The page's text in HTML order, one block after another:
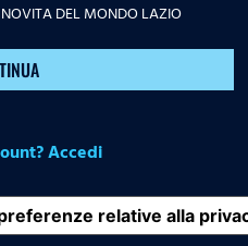
NOVITA DEL MONDO LAZIO
Accedi
relative alla